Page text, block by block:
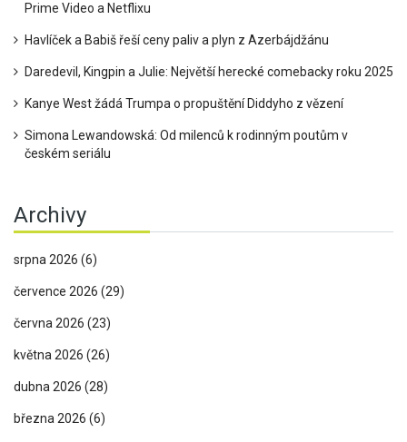
Prime Video a Netflixu
Havlíček a Babiš řeší ceny paliv a plyn z Azerbájdžánu
Daredevil, Kingpin a Julie: Největší herecké comebacky roku 2025
Kanye West žádá Trumpa o propuštění Diddyho z vězení
Simona Lewandowská: Od milenců k rodinným poutům v
českém seriálu
Archivy
srpna 2026 (6)
července 2026 (29)
června 2026 (23)
května 2026 (26)
dubna 2026 (28)
března 2026 (6)